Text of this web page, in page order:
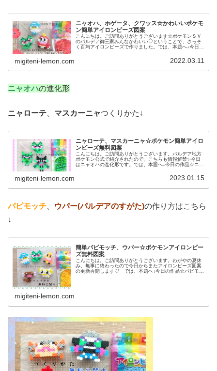
ニャオハ、ホゲータ、クワッス☆かわいいポケモ
ン簡単アイロンビーズ図案
こんにちは。ご訪問ありがとうございます☆ポケモンＳＶ
のパルデア御三家みんなかわいい♡ということで、さっそ
く百均アイロンビーズで作りました。では、本題へ↓今日の
migiteni-lemon.com 2022.03.11
ニャオハの進化形
ニャローテ マスカーニャつくりかた↓
ニャローテ、マスカーニャ☆ポケモン簡単アイロ
ンビーズ無料図案
こんにちは。ご訪問ありがとうございます。パルデア地方
ポケモン公式で紹介されたので、こちらも情報解禁✨今日
はニャオハの進化形です。では、本題へ↓今日の作品☆ニャ
migiteni-lemon.com 2023.01.15
パピモッチ ウパー(パルデアのすがた)の作り方はこちら
↓
簡単パピモッチ、ウパー☆ポケモンアイロンビー
ズ無料図案
こんにちは。ご訪問ありがとうございます。わがやの夏休
み、無事に終わったので今日からまたアイロンビーズ図案
の更新再開します♡ では、本題へ↓今日の作品☆パピモッ
migiteni-lemon.com